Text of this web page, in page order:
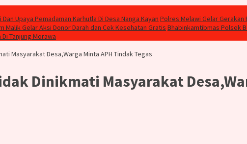
Upaya Pemadaman Karhutla Di Desa Nanga Kayan Polres Melawi Gelar Gerakan
Malik Gelar Aksi Donor Darah dan Cek Kesehatan Gratis Bhabinkamtibmas Polsek
Tanjung Morawa
Masyarakat Desa,Warga Minta APH Tindak Tegas
Dinikmati Masyarakat